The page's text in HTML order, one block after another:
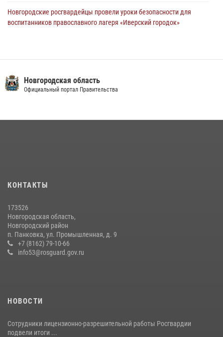
Новгородские росгвардейцы провели уроки безопасности для
воспитанников православного лагеря «Иверский городок»
04 августа 2026, 09:13 5
медицине
Новгородские росгвардейцы рассказали о службе детям из летнего
лагеря «Волынь»
30 июля 2026, 08:40 5
Новгородская область
Официальный портал Правительства
КОНТАКТЫ
173526
Новгородская область,
Новгородский район
п. Панковка, ул. Промышленная, д. 9
+7 (8162) 79-10-66
info53@rosguard.gov.ru
НОВОСТИ
Сотрудники лицензионно-разрешительной работы Росгвардии
подвели итоги ...